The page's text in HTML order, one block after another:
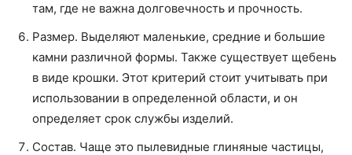
там, где не важна долговечность и прочность.
Размер. Выделяют маленькие, средние и большие
камни различной формы. Также существует щебень
в виде крошки. Этот критерий стоит учитывать при
использовании в определенной области, и он
определяет срок службы изделий.
Состав. Чаще это пылевидные глиняные частицы,